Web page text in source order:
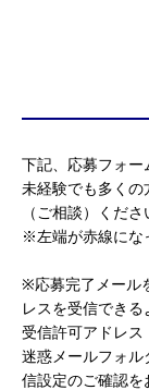
下記、応募フォー
未経験でも多くの
（ご相談）くださ
※左端が赤線にな
※応募完了メール
レスを受信できる
受信許可アドレ
迷惑メールフォル
信設定のご確認を